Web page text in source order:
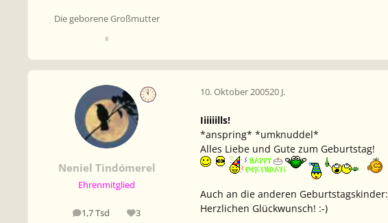
Die geborene Großmutter
♀
Neniel Tindómerel
Ehrenmitglied
1,7 Tsd
Beiträge 3
Reputation
10. Oktober 200520 J.
Iiiiiills!
*anspring* *umknuddel*
Alles Liebe und Gute zum Geburtstag!
Auch an die anderen Geburtstagskinder:
Herzlichen Glückwunsch! :-)